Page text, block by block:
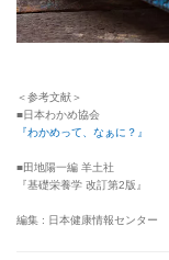
＜参考文献＞
■日本わかめ協会
『わかめって、なぁに？』
■田地陽一編 羊土社
『基礎栄養学 改訂第2版』
編集 : 日本健康情報センター